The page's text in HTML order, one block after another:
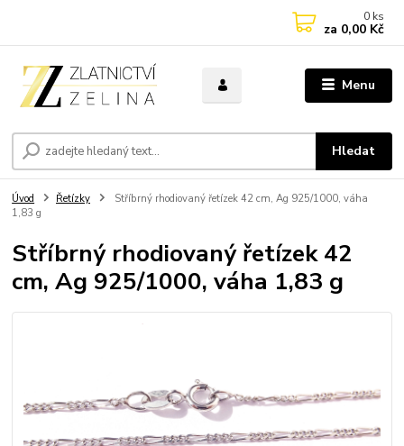
Menu
Hledat
0 ks
za 0,00 Kč
Úvod Řetízky
Stříbrný rhodiovaný řetízek 42 cm, Ag 925/1000, váha
1,83 g
Stříbrný rhodiovaný řetízek 42
cm, Ag 925/1000, váha 1,83 g